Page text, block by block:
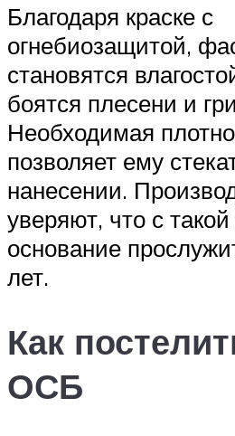
Благодаря краске с
огнебиозащитой,
становятся
боятся плесени и
Необходимая
позволяет ему
нанесении.
уверяют, что с
основание
лет.
Как
ОСБ